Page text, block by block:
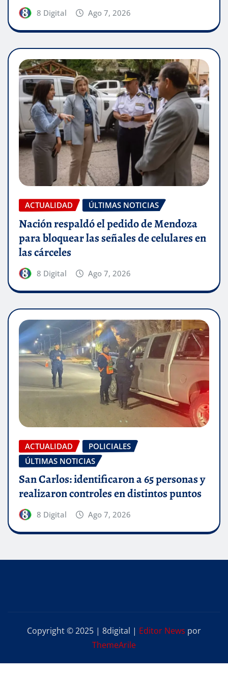
8 Digital Ago 7, 2026
ACTUALIDAD ÚLTIMAS NOTICIAS
Nación respaldó el pedido de Mendoza
para bloquear las señales de celulares en
las cárceles
8 Digital Ago 7, 2026
ACTUALIDAD
POLICIALES
ÚLTIMAS NOTICIAS
San Carlos: identificaron a 65 personas y
realizaron controles en distintos puntos
8 Digital Ago 7, 2026
Copyright © 2025 | 8digital | Editor News por
ThemeArile